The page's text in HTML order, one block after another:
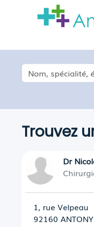
Médecin,
Trouvez
Dr
1, rue Velpeau
92160 ANTONY